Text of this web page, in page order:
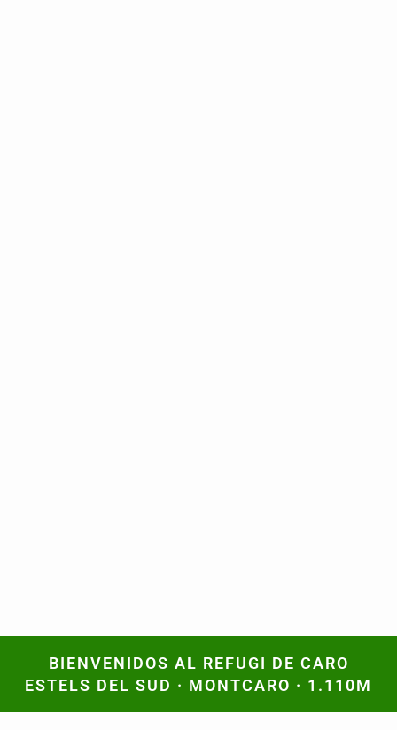
BIENVENIDOS AL REFUGI DE CARO
ESTELS DEL SUD · MONTCARO · 1.110M
BIENVENIDOS AL REFUGI DE CARO
ESTELS DEL SUD · MONTCARO · 1.110M